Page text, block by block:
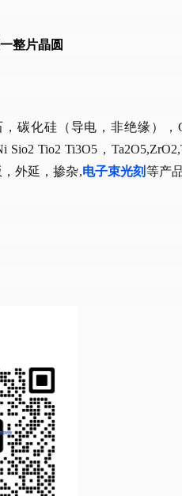
整片晶圆
碳化硅（导电，非绝缘），
Tio2 Ti3O5，
，外延，掺杂,电子束光刻 等产